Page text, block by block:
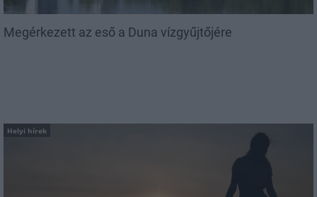
Megérkezett az eső a Duna vízgyűjtőjére
Helyi hírek